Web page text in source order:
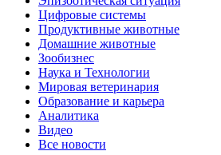
Цифровые системы
Продуктивные животные
Домашние животные
Зообизнес
Наука и Технологии
Мировая ветеринария
Образование и карьера
Аналитика
Видео
Все новости